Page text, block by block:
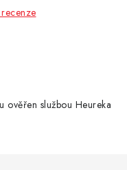
ověřen službou Heureka